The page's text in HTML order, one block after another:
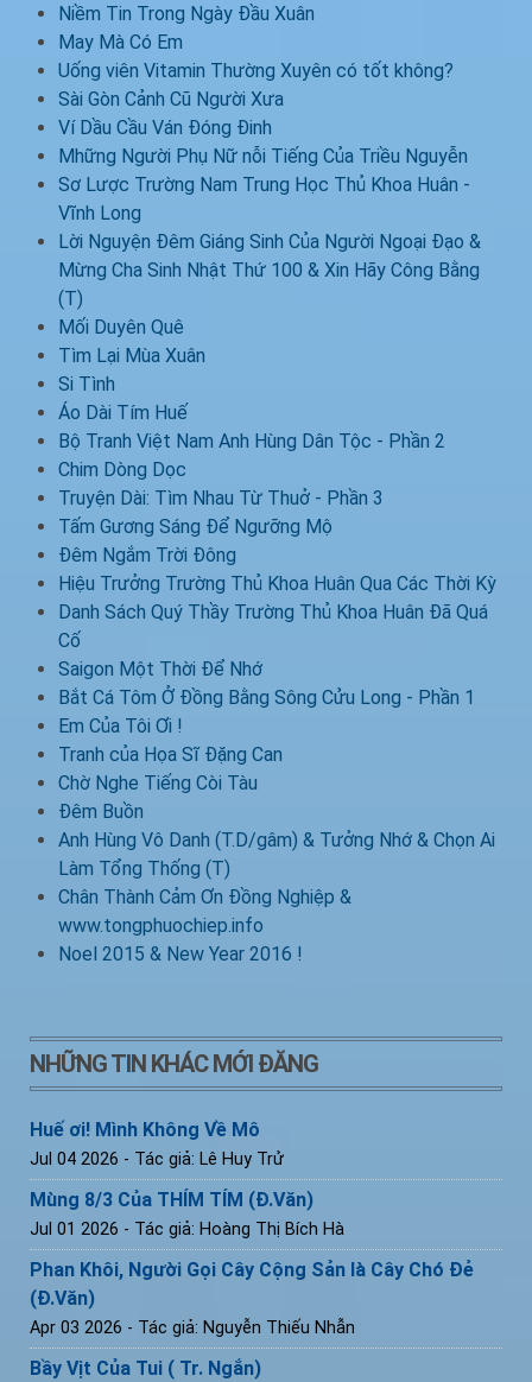
Niềm Tin Trong Ngày Đầu Xuân
May Mà Có Em
Uống viên Vitamin Thường Xuyên có tốt không?
Sài Gòn Cảnh Cũ Người Xưa
Ví Dầu Cầu Ván Đóng Đinh
Mhững Người Phụ Nữ nỗi Tiếng Của Triều Nguyễn
Sơ Lược Trường Nam Trung Học Thủ Khoa Huân -
Vĩnh Long
Lời Nguyện Đêm Giáng Sinh Của Người Ngoại Đạo &
Mừng Cha Sinh Nhật Thứ 100 & Xin Hãy Công Bằng
(T)
Mối Duyên Quê
Tìm Lại Mùa Xuân
Si Tình
Áo Dài Tím Huế
Bộ Tranh Việt Nam Anh Hùng Dân Tộc - Phần 2
Chim Dòng Dọc
Truyện Dài: Tìm Nhau Từ Thuở - Phần 3
Tấm Gương Sáng Để Ngưỡng Mộ
Đêm Ngắm Trời Đông
Hiệu Trưởng Trường Thủ Khoa Huân Qua Các Thời Kỳ
Danh Sách Quý Thầy Trường Thủ Khoa Huân Đã Quá
Cố
Saigon Một Thời Để Nhớ
Bắt Cá Tôm Ở Đồng Bằng Sông Cửu Long - Phần 1
Em Của Tôi Ơi !
Tranh của Họa Sĩ Đặng Can
Chờ Nghe Tiếng Còi Tàu
Đêm Buồn
Anh Hùng Vô Danh (T.D/gâm) & Tưởng Nhớ & Chọn Ai
Làm Tổng Thống (T)
Chân Thành Cảm Ơn Đồng Nghiệp &
www.tongphuochiep.info
Noel 2015 & New Year 2016 !
NHỮNG TIN KHÁC MỚI ĐĂNG
Huế ơi! Mình Không Về Mô
Jul 04 2026 - Tác giả: Lê Huy Trử
Mùng 8/3 Của THÍM TÍM (Đ.Văn)
Jul 01 2026 - Tác giả: Hoàng Thị Bích Hà
Phan Khôi, Người Gọi Cây Cộng Sản là Cây Chó Đẻ
(Đ.Văn)
Apr 03 2026 - Tác giả: Nguyễn Thiếu Nhẫn
Bầy Vịt Của Tui ( Tr. Ngắn)